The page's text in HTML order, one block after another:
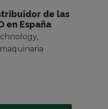
de las
en España